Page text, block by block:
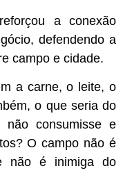
a conexão
defendendo a
campo e cidade.
a carne, o leite, o
o que seria do
não consumisse e
O campo não é
não é inimiga do